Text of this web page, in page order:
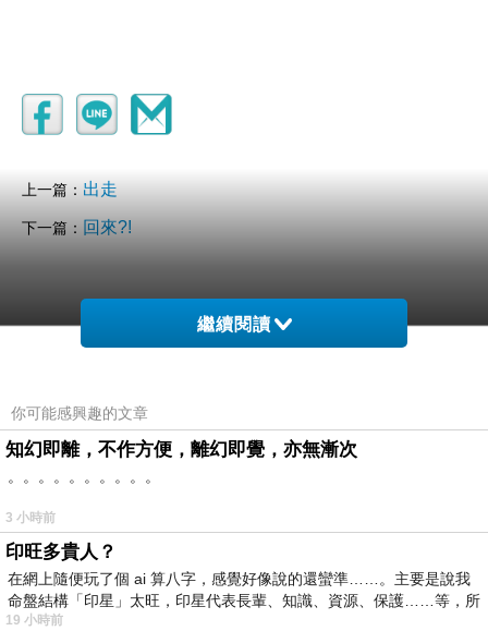
上一篇： 出走
下一篇： 回來?!
(悄悄話)
(悄悄話)
2013-07-17 07:04:41
不想有名字
繼續閱讀
你可能感興趣的文章
知幻即離，不作方便，離幻即覺，亦無漸次
。。。。。。。。。。
3 小時前
印旺多貴人？
在網上隨便玩了個 ai 算八字，感覺好像說的還蠻準……。主要是說我
命盤結構「印星」太旺，印星代表長輩、知識、資源、保護……等，所
19 小時前